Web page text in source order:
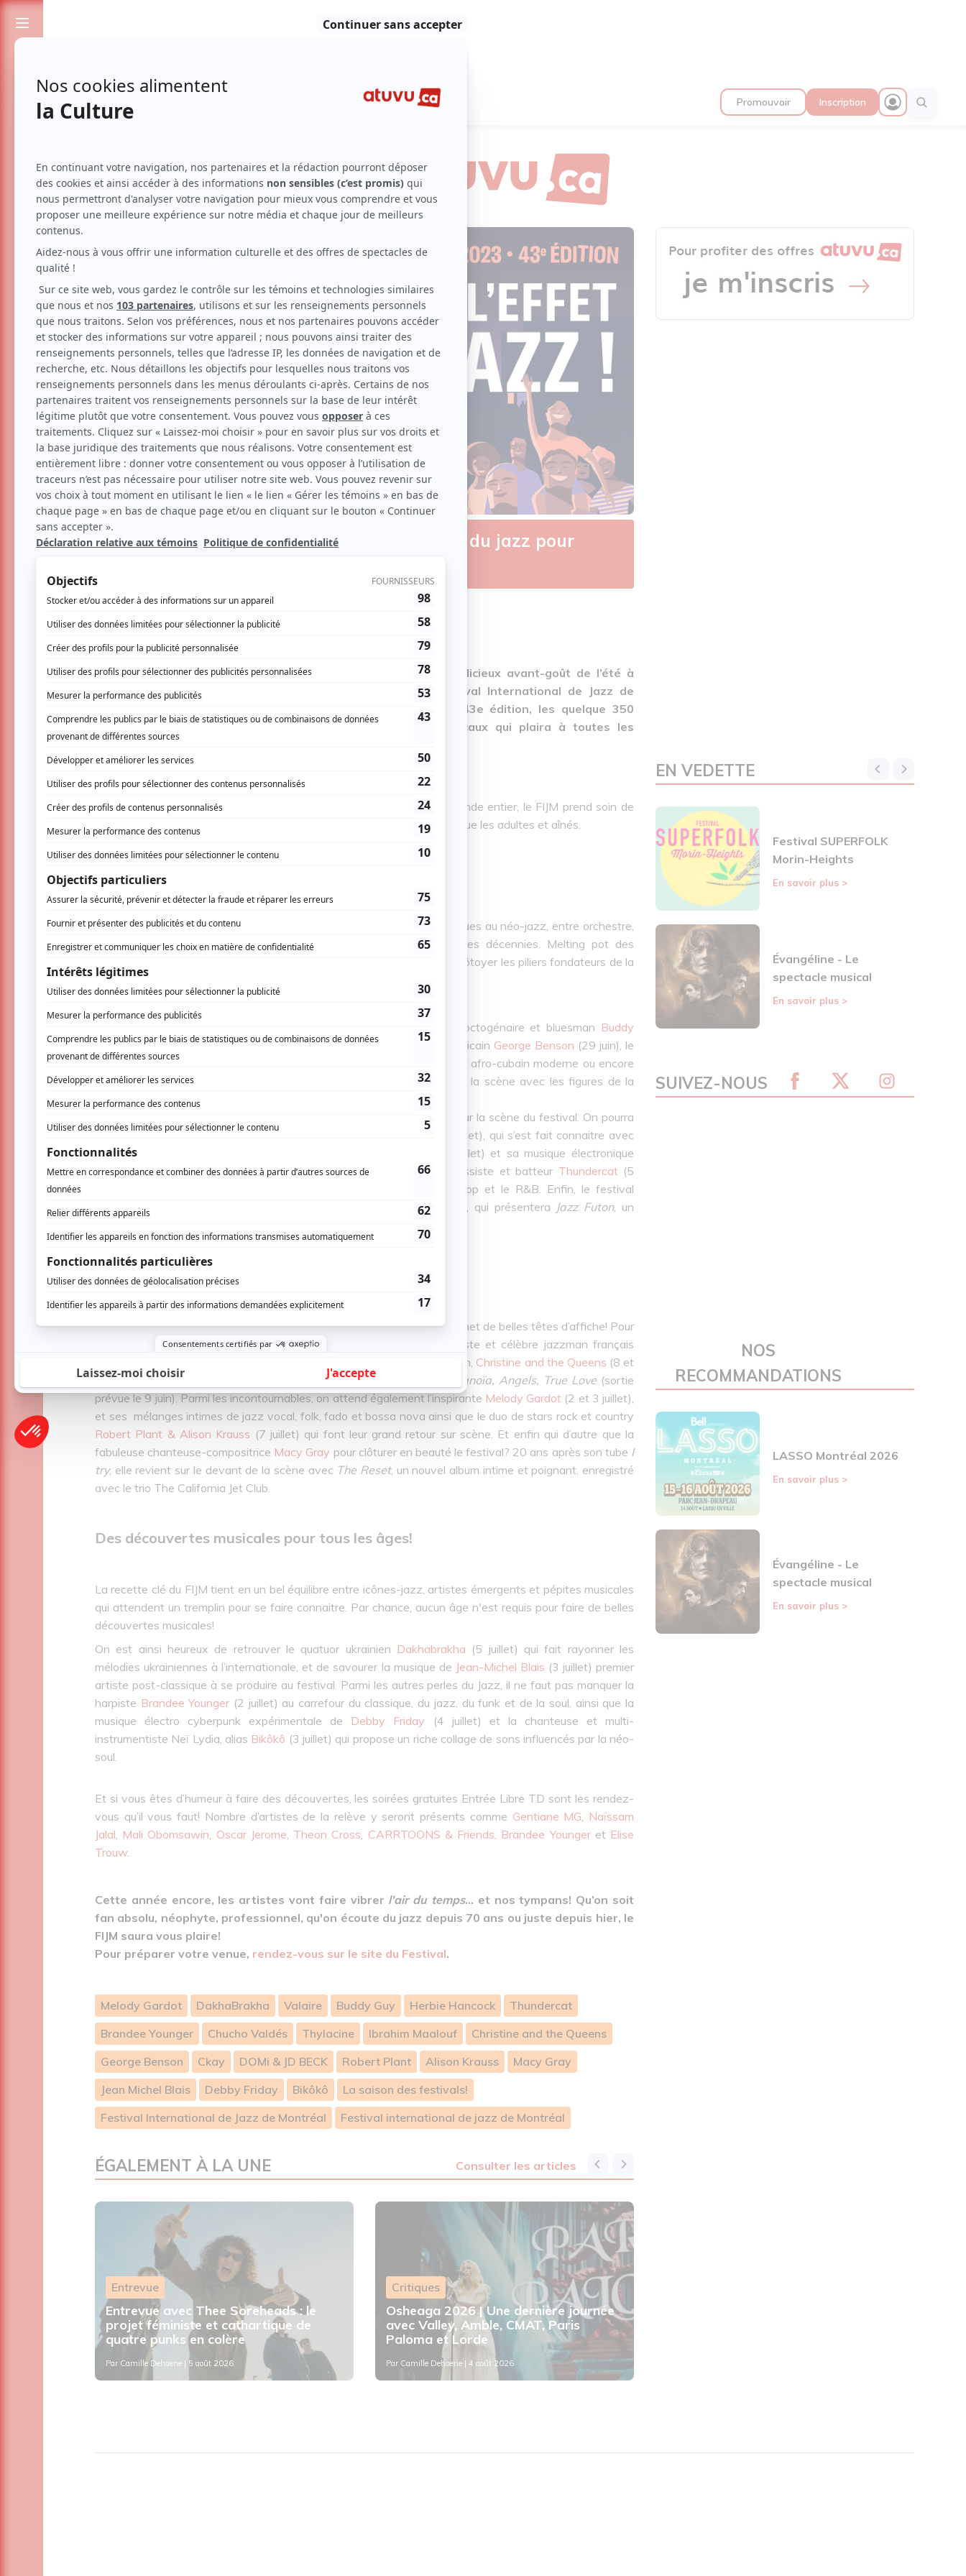
Passionnés de spectacles et de culture Promouvoir Inscription
Festival International de Jazz de Montréal : du jazz pour
Festival
Musique
Eléonore Paul | 6 juin 2023 | Contenu sponsorisé
Le soleil et la chaleur des derniers jours nous donnent un délicieux avant-goût de l’été à
Montréal… et qui dit été, dit retour de l’incontournable Festival International de Jazz de
Montréal (FIJM) du 29 juin au 8 juillet prochains! Pour cette 43e édition, les quelque 350
concerts promettent un mélange éclectique de genres musicaux qui plaira à toutes les
Après 42 années passées à faire rayonner des artistes venues du monde entier, le FIJM prend soin de
proposer une programmation qui fera autant vibrer les enfants et ados, que les adultes et aînés.
L'intemporalité du jazz
La variété mélodique du jazz a le pouvoir de rassembler les foules: du blues au néo-jazz, entre orchestre,
groupe et seul en scène, les artistes et leurs mélodies traversent les décennies. Melting pot des
inspirateurs et des innovateurs de la scène musicale, le Festival fait se côtoyer les piliers fondateurs de la
scène jazz avec les artistes de la scène plus actuelle.
On retrouve des artistes qui ont marqué l’histoire musicale comme l’octogénaire et bluesman Buddy
Guy(qui fera ses adieux à la scène du FIJM le 30 juin), le guitariste américain George Benson (29 juin), le
pianiste compositeur
(6 juillet), figure importante du jazz afro-cubain moderne ou encore
l’iconique pianiste-compositeur
(3 juillet) qui partagera la scène avec les figures de la
révolution jazzDOMi & JD BECK
Le duo fait partie de la panoplie d’artistes actuels à avoir été appelés sur la scène du festival. On pourra
également entendre le compositeur et interprète nigérien
(1er juillet), qui s’est fait connaitre avec
son tube
(2 juillet) et sa musique électronique
envoutante ainsi que l’incarnation même du néo-jazz: le chanteur-bassiste et batteur Thundercat (5
juillet) qui puise dans la soul, l’électro, le jazz psychédélique, le hip-hop et le R&B. Enfin, le festival
annonçait récemment la venue du groupe québécois
(30 juin), qui présentera Jazz Futon, un
Des grands noms rassembleurs
Parmi ces différentes générations d’artistes, la programmation nous promet de belles têtes d’affiche! Pour
le premier samedi de l’événement ce n’est nul autre que le trompettiste et célèbre jazzman français
(29 juin) qui ouvrira le bal. Autre artiste français de renom, Christine and the Queens (8 et
9 juillet) aura droit à deux dates pour lancer son deuxième album
Paranoïa, Angels, True Love(sortie
prévue le 9 juin). Parmi les incontournables, on attend également l’inspirante Melody Gardot (2 et 3 juillet),
et ses mélanges intimes de jazz vocal, folk, fado et bossa nova ainsi que le duo de stars rock et country
Robert Plant & Alison Krauss (7 juillet) qui font leur grand retour sur scène. Et enfin qui d’autre que la
fabuleuse chanteuse-compositrice Macy Gray pour clôturer en beauté le festival? 20 ans après son tube I
try, elle revient sur le devant de la scène avec The Reset, un nouvel album intime et poignant, enregistré
avec le trio The California Jet Club.
Des découvertes musicales pour tous les âges!
La recette clé du FIJM tient en un bel équilibre entre icônes-jazz, artistes émergents et pépites musicales
qui attendent un tremplin pour se faire connaitre. Par chance, aucun âge n'est requis pour faire de belles
découvertes musicales!
On est ainsi heureux de retrouver le quatuor ukrainien Dakhabrakha (5 juillet) qui fait rayonner les
mélodies ukrainiennes à l’internationale, et de savourer la musique de Jean-Michel Blais (3 juillet) premier
artiste post-classique à se produire au festival. Parmi les autres perles du Jazz, il ne faut pas manquer la
harpiste Brandee Younger (2 juillet) au carrefour du classique, du jazz, du funk et de la soul, ainsi que la
musique électro cyberpunk expérimentale de Debby Friday (4 juillet) et la chanteuse et multi-
instrumentiste Neï Lydia, alias Bikôkô (3 juillet) qui propose un riche collage de sons influencés par la néo-
soul.
Et si vous êtes d’humeur à faire des découvertes, les soirées gratuites Entrée Libre TD sont les rendez-
vous qu’il vous faut! Nombre d’artistes de la relève y seront présents comme Gentiane MG, Naïssam
Jalal, Mali Obomsawin, Oscar Jerome, Theon Cross, CARRTOONS & Friends, Brandee Youngeret Elise
Trouw.
Cette année encore, les artistes vont faire vibrer l'air du temps… et nos tympans! Qu’on soit
fan absolu, néophyte, professionnel, qu'on écoute du jazz depuis 70 ans ou juste depuis hier, le
FIJM saura vous plaire!
Pour préparer votre venue, rendez-vous sur le site du Festival.
Melody Gardot DakhaBrakha Valaire Buddy Guy Herbie Hancock
Thundercat
Brandee Younger
Chucho Valdés Thylacine Ibrahim Maalouf
Christine and the Queens
George Benson
Ckay DOMi & JD BECK Robert Plant Alison Krauss
Macy Gray
Jean Michel Blais
Debby Friday Bikôkô
La saison des festivals!
Festival International de Jazz de Montréal
Festival international de jazz de Montréal
ÉGALEMENT À LA UNE consulter les articles
Entrevue
Entrevue avec Thee Soreheads : le
projet féministe et cathartique de
quatre punks en colère
Par Camille Dehaene | 5 août 2026
Critiques
Osheaga 2026 | Une dernière journée
avec Valley, Amble, CMAT, Paris
Paloma et Lorde
Par Camille Dehaene| 4 août 2026
EN VEDETTE
Festival SUPERFOLK
Morin-Heights
En savoir plus >
Évangéline - Le
spectacle musical
En savoir plus >
SUIVEZ-NOUS
NOS
RECOMMANDATIONS
LASSO Montréal 2026
En savoir plus >
Évangéline - Le
spectacle musical
En savoir plus >